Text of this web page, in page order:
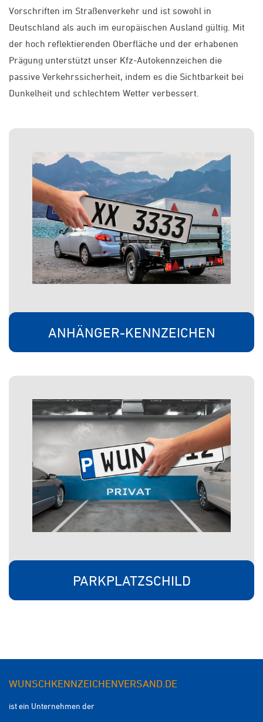
Vorschriften im Straßenverkehr und ist sowohl in
Deutschland als auch im europäischen Ausland gültig. Mit
der hoch reflektierenden Oberfläche und der erhabenen
Prägung unterstützt unser Kfz-Autokennzeichen die
passive Verkehrssicherheit, indem es die Sichtbarkeit bei
Dunkelheit und schlechtem Wetter verbessert.
ANHÄNGER-KENNZEICHEN
PARKPLATZSCHILD
WUNSCHKENNZEICHENVERSAND.DE
ist ein Unternehmen der